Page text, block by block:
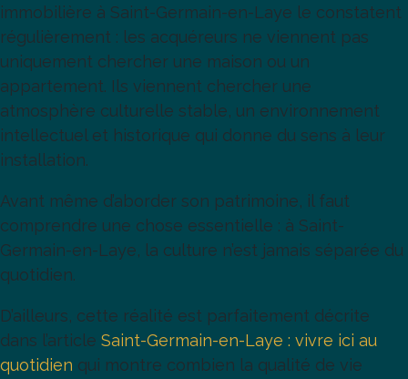
immobilière à Saint-Germain-en-Laye le constatent
régulièrement : les acquéreurs ne viennent pas
uniquement chercher une maison ou un
appartement. Ils viennent chercher une
atmosphère culturelle stable, un environnement
intellectuel et historique qui donne du sens à leur
installation.
Avant même d’aborder son patrimoine, il faut
comprendre une chose essentielle : à Saint-
Germain-en-Laye, la culture n’est jamais séparée du
quotidien.
D’ailleurs, cette réalité est parfaitement décrite
dans l’article Saint-Germain-en-Laye : vivre ici au
quotidien qui montre combien la qualité de vie